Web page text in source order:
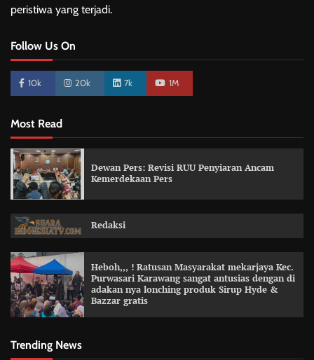
peristiwa yang terjadi.
Follow Us On
10k 20k 7k 1M
Most Read
Dewan Pers: Revisi RUU Penyiaran Ancam
Kemerdekaan Pers
Redaksi
Heboh,,, ! Ratusan Masyarakat mekarjaya Kec.
Purwasari Karawang sangat antusias dengan di
adakan nya lonching produk Sirup Hyde &
Bazzar gratis
Trending News